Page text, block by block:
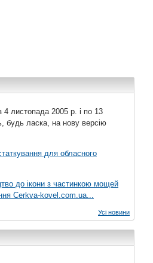
4 листопада 2005 р. і по 13
будь ласка, на нову версію
для обласного
до ікони з частинкою мощей
Сerkva-kovel.com.ua...
Усі новини